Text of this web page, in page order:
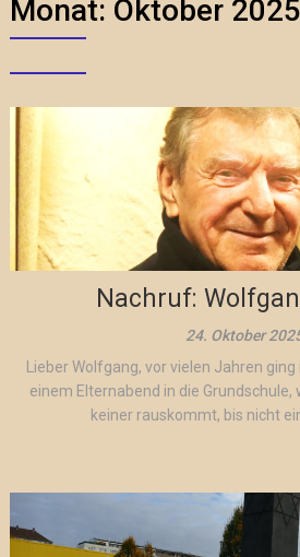
Monat: Oktober 2025
Nachruf:
24. Oktober
Lieber Wolfgang, vor vielen Jahren
einem Elternabend in die
keiner rauskommt, bis nicht